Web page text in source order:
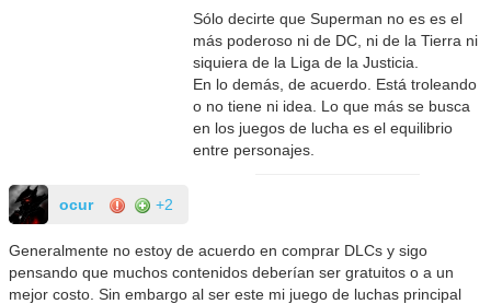
Sólo decirte que Superman no es es el
más poderoso ni de DC, ni de la Tierra ni
siquiera de la Liga de la Justicia.
En lo demás, de acuerdo. Está troleando
o no tiene ni idea. Lo que más se busca
en los juegos de lucha es el equilibrio
entre personajes.
ocur +2
Generalmente no estoy de acuerdo en comprar DLCs y sigo
pensando que muchos contenidos deberían ser gratuitos o a un
mejor costo. Sin embargo al ser este mi juego de luchas principal